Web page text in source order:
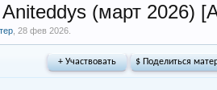
Aniteddys (март
,28 фев 2026
+ Участвовать $ Поделиться